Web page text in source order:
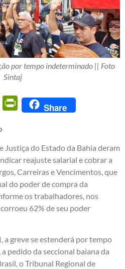
por tempo indeterminado || Foto
Sintaj
Email PrintFriendly
Share
Justiça do Estado da Bahia deram
reajuste salarial e cobrar a
Carreiras e Vencimentos, que
do poder de compra da
os trabalhadores, nos
62% de seu poder
a greve se estenderá por tempo
pedido da seccional baiana da
o Tribunal Regional de